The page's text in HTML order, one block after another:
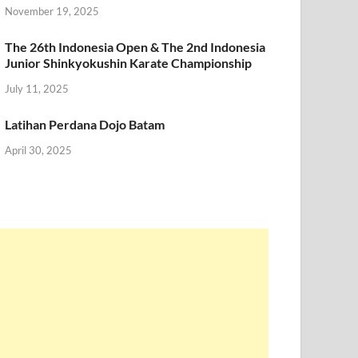
November 19, 2025
The 26th Indonesia Open & The 2nd Indonesia
Junior Shinkyokushin Karate Championship
July 11, 2025
Latihan Perdana Dojo Batam
April 30, 2025